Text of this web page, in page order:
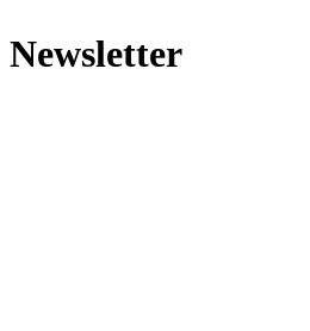
Newsletter